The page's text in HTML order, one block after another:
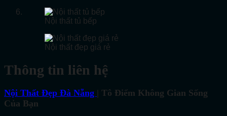
Nội thất tủ bếp
Nội thất đẹp giá rẻ
Thông tin liên hệ
Nội Thất Đẹp Đà Nẵng
| Tô Điểm Không Gian Sống
Của Bạn